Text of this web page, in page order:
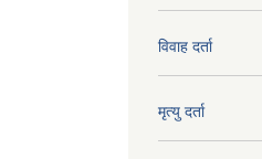
विवाह दर्ता
मृत्यु दर्ता